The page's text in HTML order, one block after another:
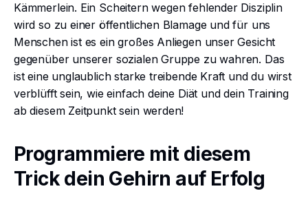
Kämmerlein. Ein Scheitern wegen fehlender Disziplin
wird so zu einer öffentlichen Blamage und für uns
Menschen ist es ein großes Anliegen unser Gesicht
gegenüber unserer sozialen Gruppe zu wahren. Das
ist eine unglaublich starke treibende Kraft und du wirst
verblüfft sein, wie einfach deine Diät und dein Training
ab diesem Zeitpunkt sein werden!
Programmiere mit diesem
Trick dein Gehirn auf Erfolg